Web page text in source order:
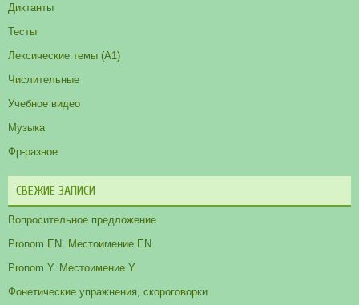
Диктанты
Тесты
Лексические темы (А1)
Числительные
Учебное видео
Музыка
Фр-разное
СВЕЖИЕ ЗАПИСИ
Вопросительное предложение
Pronom EN. Местоимение EN
Pronom Y. Местоимение Y.
Фонетические упражнения, скороговорки